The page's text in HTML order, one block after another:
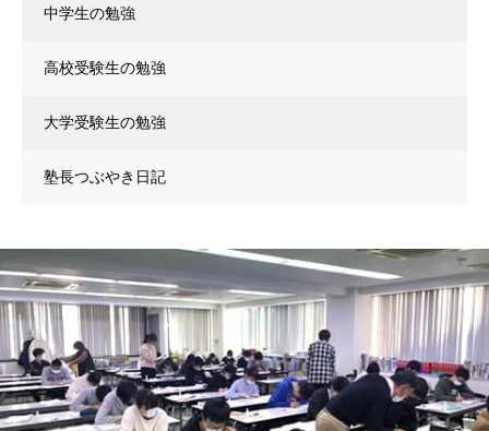
中学生の勉強
高校受験生の勉強
大学受験生の勉強
塾長つぶやき日記